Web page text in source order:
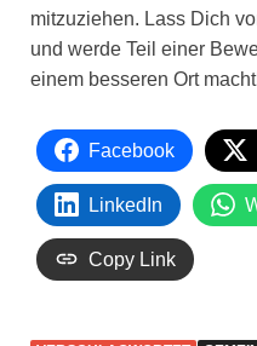
mitzuziehen. Lass Dich
und werde Teil einer
einem besseren Ort
Facebook
LinkedIn
Copy Link